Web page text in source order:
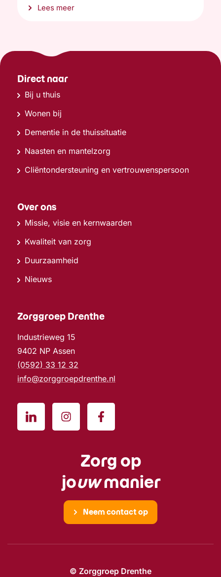
Lees meer
Direct naar
Bij u thuis
Wonen bij
Dementie in de thuissituatie
Naasten en mantelzorg
Cliëntondersteuning en vertrouwenspersoon
Over ons
Missie, visie en kernwaarden
Kwaliteit van zorg
Duurzaamheid
Nieuws
Zorggroep Drenthe
Industrieweg 15
9402 NP Assen
(0592) 33 12 32
info@zorggroepdrenthe.nl
Zorg op
jouwmanier
Neem contact op
© Zorggroep Drenthe